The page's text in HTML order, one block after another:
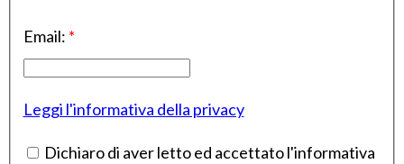
Email: *
Leggi l'informativa della privacy
Dichiaro di aver letto ed accettato l'informativa